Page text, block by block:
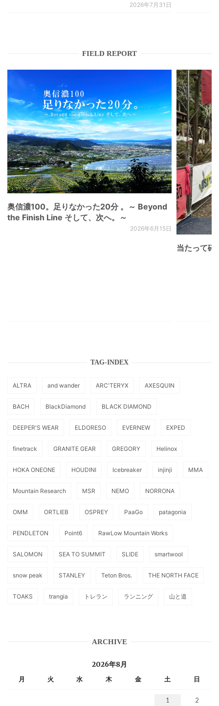
2026年7月31日
FIELD REPORT
奥信濃100。足りなかった20分 。～ Beyond
the Finish Line そして、次へ。～
2026年6月15日
当たって砕
TAG-INDEX
ALTRA and wander ARC'TERYX AXESQUIN
BACH BlackDiamond BLACK DIAMOND
DEEPER'S WEAR ELDORESO EVERNEW EXPED
finetrack GRANITE GEAR GREGORY Helinox
HOKA ONEONE HOUDINI Icebreaker injinji MMA
Mountain Research MSR NEMO NORRONA
OMM ORTLIEB OSPREY PaaGo patagonia
PENDLETON Point6 RawLow Mountain Works
SALOMON SEA TO SUMMIT SLIDE smartwool
snow peak STANLEY Teton Bros. THE NORTH FACE
TOAKS trangia トレラン ランニング 山と道
ARCHIVE
2026年8月
月 火 水 木 金 土 日
1 2